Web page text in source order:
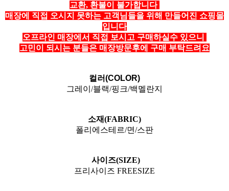
교환, 환불이 불가합니다
매장에 직접 오시지 못하는 고객님들을 위해 만들어진 쇼핑몰
입니다
오프라인 매장에서 직접 보시고 구매하실수 있으니
고민이 되시는 분들은 매장방문후에 구매 부탁드려요
컬러(COLOR)
그레이/블랙/핑크/백멜란지
소재(FABRIC)
폴리에스테르/면/스판
사이즈(SIZE)
프리사이즈 FREESIZE